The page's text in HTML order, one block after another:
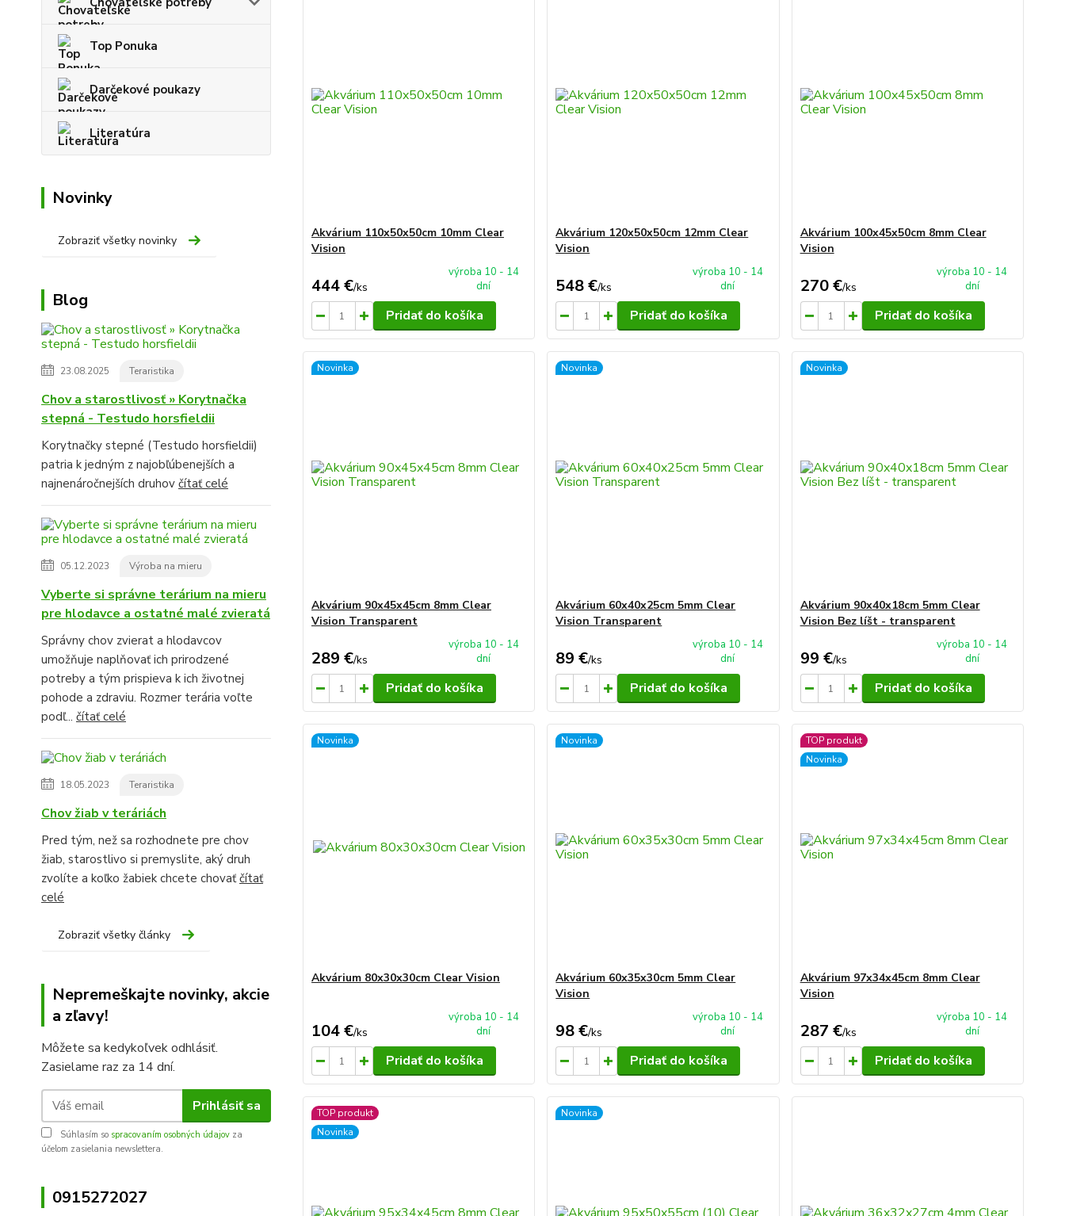
Top Ponuka
Darčekové poukazy
Literatúra
Novinky
Zobraziť všetky novinky
Blog
23.08.2025 Teraristika
Chov a starostlivosť » Korytnačka
stepná - Testudo horsfieldii
Korytnačky stepné (Testudo horsfieldii)
patria k jedným z najobľúbenejších a
najnenáročnejších druhov čítať celé
05.12.2023 Výroba na mieru
Vyberte si správne terárium na mieru
pre hlodavce a ostatné malé zvieratá
Správny chov zvierat a hlodavcov
umožňuje naplňovať ich prirodzené
potreby a tým prispieva k ich životnej
pohode a zdraviu. Rozmer terária voľte
podľ... čítať celé
18.05.2023 Teraristika
Chov žiab v teráriách
Pred tým, než sa rozhodnete pre chov
žiab, starostlivo si premyslite, aký druh
zvolíte a koľko žabiek chcete chovaťčítať
celé
Zobraziť všetky články
Nepremeškajte novinky, akcie
a zľavy!
Môžete sa kedykoľvek odhlásiť.
Zasielame raz za 14 dní.
Prihlásiť sa
Súhlasím so spracovaním osobných údajov za
účelom zasielania newslettera.
0915272027
Akvárium 110x50x50cm 10mm Clear
Vision
444 €/ks
výroba 10 - 14
dní
Pridať do košíka
Akvárium 120x50x50cm 12mm Clear
Vision
548 €/ks
výroba 10 - 14
dní
Pridať do košíka
Akvárium 100x45x50cm 8mm Clear
Vision
270 €/ks
výroba 10 - 14
dní
Pridať do košíka
Novinka
Akvárium 90x45x45cm 8mm Clear
Vision Transparent
289 €/ks
výroba 10 - 14
dní
Pridať do košíka
Novinka
Akvárium 60x40x25cm 5mm Clear
Vision Transparent
89 €/ks
výroba 10 - 14
dní
Pridať do košíka
Novinka
Akvárium 90x40x18cm 5mm Clear
Vision Bez líšt - transparent
99 €/ks
výroba 10 - 14
dní
Pridať do košíka
Novinka
Akvárium 80x30x30cm Clear Vision
104 €/ks
výroba 10 - 14
dní
Pridať do košíka
Novinka
Akvárium 60x35x30cm 5mm Clear
Vision
98 €/ks
výroba 10 - 14
dní
Pridať do košíka
TOP produkt
Novinka
Akvárium 97x34x45cm 8mm Clear
Vision
287 €/ks
výroba 10 - 14
dní
Pridať do košíka
TOP produkt
Novinka
Novinka